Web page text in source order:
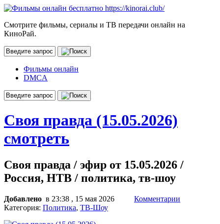
Смотрите фильмы, сериалы и ТВ передачи онлайн на
КиноРай.
Фильмы онлайн
DMCA
Своя правда (15.05.2026)
смотреть
Своя правда / эфир от 15.05.2026 /
Россия, НТВ / политика, тв-шоу
Добавлено в 23:38 , 15 мая 2026
Комментарии
Категория: Политика, ТВ-Шоу